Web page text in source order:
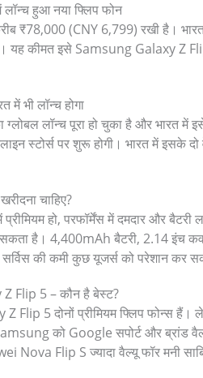
हुआ नया फ्लिप फोन
₹78,000 (CNY 6,799) रखी है।
यह कीमत इसे Samsung Galaxy Z
भी लॉन्च होगा
लॉन्च पूरा हो चुका है और भारत में
स्टोर्स पर शुरू होगी। भारत में इसके
चाहिए?
हो, परफॉर्मेंस में दमदार और बैटरी
है। 4,400mAh बैटरी, 2.14 इंच
की कमी कुछ यूजर्स को परेशान कर
Flip 5 – कौन है बेस्ट?
5 दोनों प्रीमियम फ्लिप फोन्स हैं।
को Google सपोर्ट और ब्रांड
Flip S ज्यादा वैल्यू फॉर मनी